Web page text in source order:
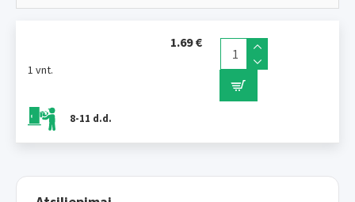
1 vnt.
8-11 d.d.
1.69 €
Duokite mažomis porcijomis 2 - 3 x dieną.
Svoris: